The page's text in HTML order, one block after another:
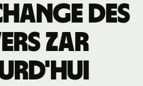
des
ZAR